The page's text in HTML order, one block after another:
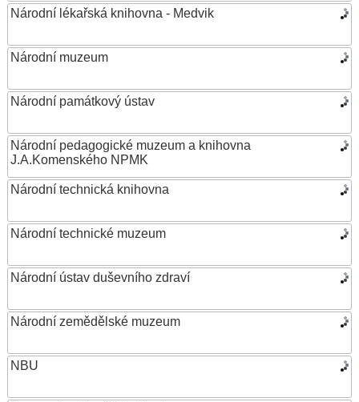
Národní lékařská knihovna - Medvik
Národní muzeum
Národní památkový ústav
Národní pedagogické muzeum a knihovna
J.A.Komenského NPMK
Národní technická knihovna
Národní technické muzeum
Národní ústav duševního zdraví
Národní zemědělské muzeum
NBU